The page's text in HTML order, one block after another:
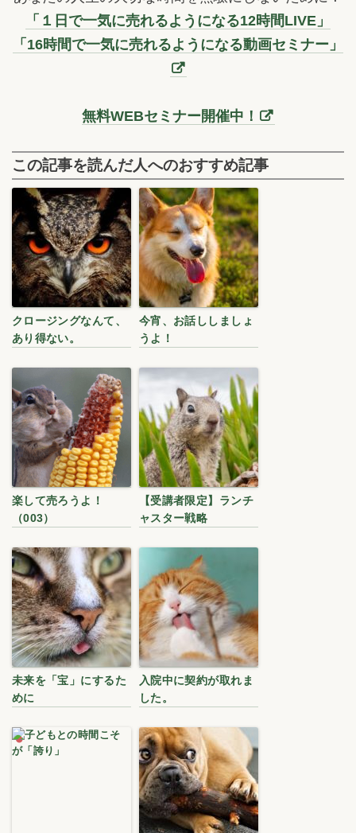
「１日で一気に売れるようになる12時間LIVE」
「16時間で一気に売れるようになる動画セミナー」
無料WEBセミナー開催中！
この記事を読んだ人へのおすすめ記事
クロージングなんて、
あり得ない。
今宵、お話ししましょ
うよ！
楽して売ろうよ！
（003）
【受講者限定】ランチ
ャスター戦略
未来を「宝」にするた
めに
入院中に契約が取れま
した。